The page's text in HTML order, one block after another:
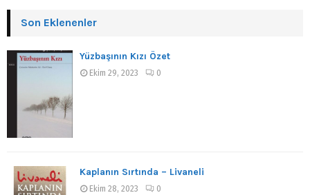
Son Eklenenler
Yüzbaşının Kızı Özet
Ekim 29, 2023 0
Kaplanın Sırtında – Livaneli
Ekim 28, 2023 0